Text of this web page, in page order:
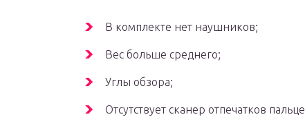
В комплекте нет наушников;
Вес больше среднего;
Углы обзора;
Отсутствует сканер отпечатков